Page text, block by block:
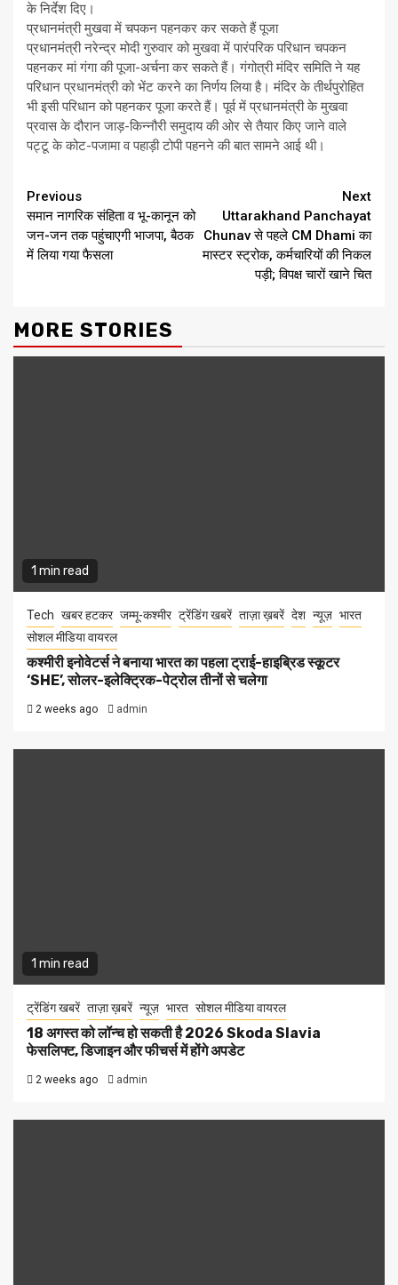
के निर्देश दिए।
प्रधानमंत्री मुखवा में चपकन पहनकर कर सकते हैं पूजा
प्रधानमंत्री नरेन्द्र मोदी गुरुवार को मुखवा में पारंपरिक परिधान चपकन
पहनकर मां गंगा की पूजा-अर्चना कर सकते हैं। गंगोत्री मंदिर समिति ने यह
परिधान प्रधानमंत्री को भेंट करने का निर्णय लिया है। मंदिर के तीर्थपुरोहित
भी इसी परिधान को पहनकर पूजा करते हैं। पूर्व में प्रधानमंत्री के मुखवा
प्रवास के दौरान जाड़-किन्नौरी समुदाय की ओर से तैयार किए जाने वाले
पट्टू के कोट-पजामा व पहाड़ी टोपी पहनने की बात सामने आई थी।
Continue
Reading
Previous
समान नागरिक संहिता व भू-कानून को
जन-जन तक पहुंचाएगी भाजपा, बैठक
में लिया गया फैसला
Next
Uttarakhand Panchayat
Chunav से पहले CM Dhami का
मास्‍टर स्‍ट्रोक, कर्मचारियों की निकल
पड़ी; विपक्ष चारों खाने चित
MORE STORIES
1 min read
Tech खबर हटकर जम्मू-कश्मीर ट्रेंडिंग खबरें ताज़ा ख़बरें देश न्यूज़ भारत
सोशल मीडिया वायरल
कश्मीरी इनोवेटर्स ने बनाया भारत का पहला ट्राई-हाइब्रिड स्कूटर
‘SHE’, सोलर-इलेक्ट्रिक-पेट्रोल तीनों से चलेगा
2 weeks ago admin
1 min read
ट्रेंडिंग खबरें ताज़ा ख़बरें न्यूज़ भारत सोशल मीडिया वायरल
18 अगस्त को लॉन्च हो सकती है 2026 Skoda Slavia
फेसलिफ्ट, डिजाइन और फीचर्स में होंगे अपडेट
2 weeks ago admin